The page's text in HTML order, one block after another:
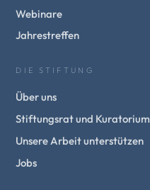
Webinare
Jahrestreffen
DIE STIFTUNG
Über uns
Stiftungsrat und Kuratorium
Unsere Arbeit unterstützen
Jobs